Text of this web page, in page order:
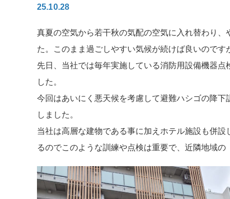
25.10.28
真夏の空気から若干秋の気配の空気に入れ替わり
た。このまま過ごしやすい気候が続けば良いのです
先日、当社では毎年実施している消防用設備機器
した。
今回はあいにく悪天候を考慮して避難ハシゴの降
しました。
当社は高層な建物である事に加えホテル施設も併
るのでこのような訓練や点検は重要で、近隣地域